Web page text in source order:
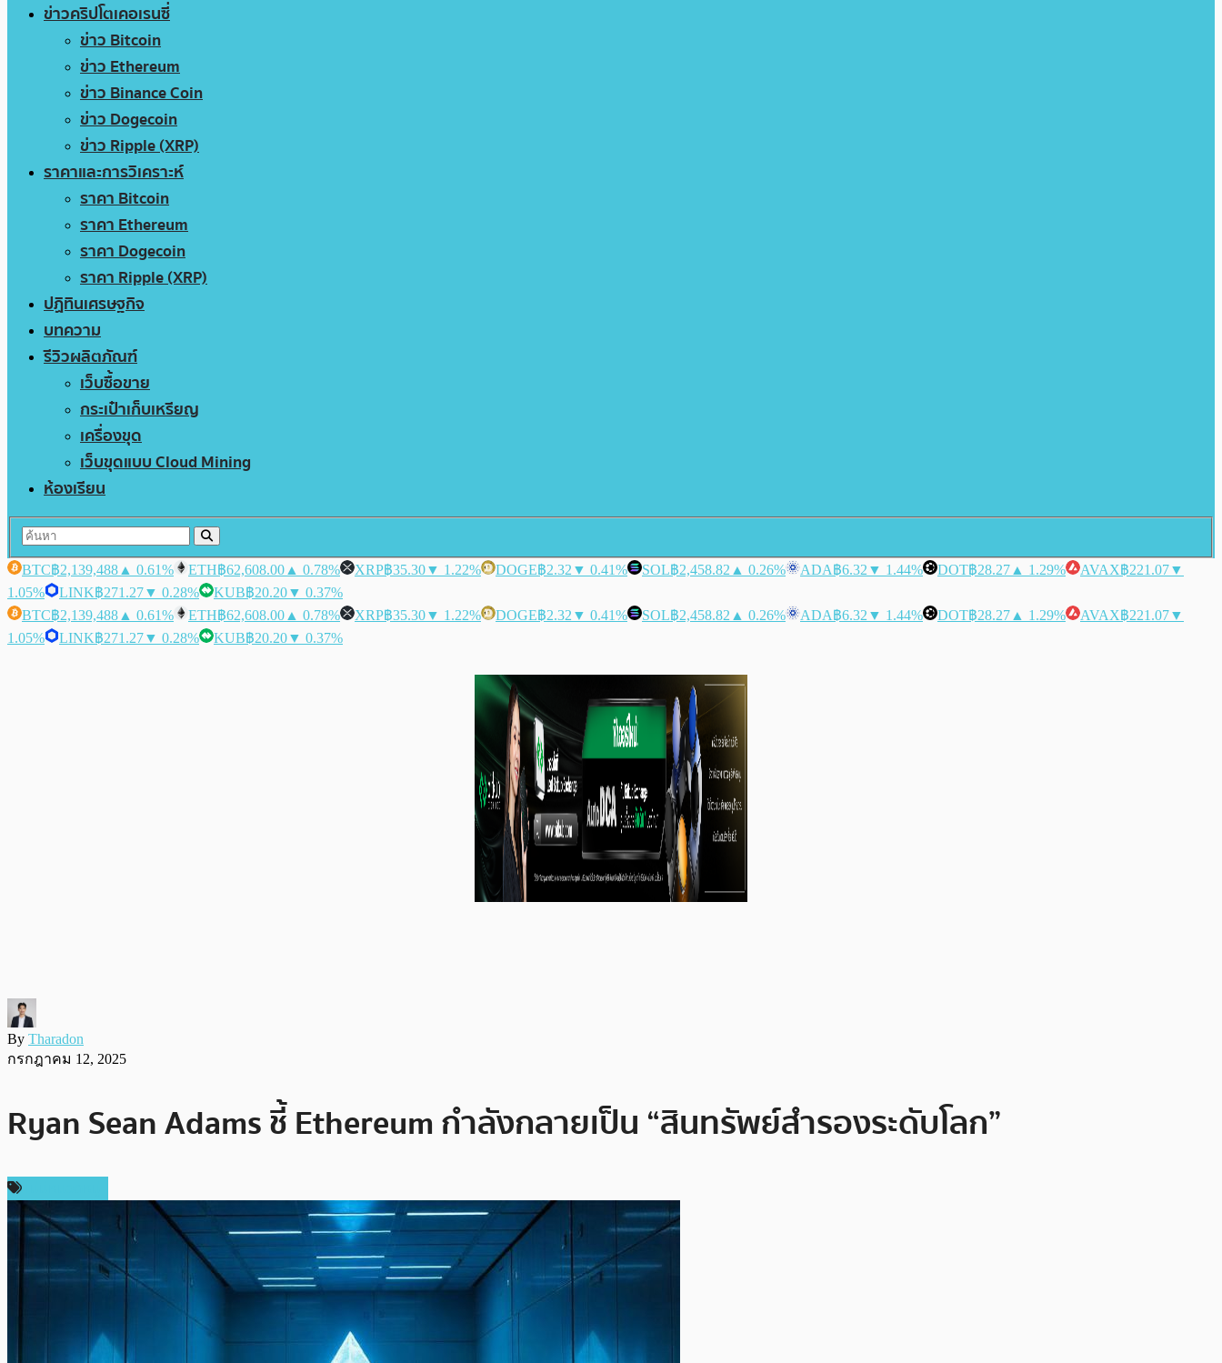
ข่าวคริปโตเคอเรนซี่
ข่าว Bitcoin
ข่าว Ethereum
ข่าว Binance Coin
ข่าว Dogecoin
ข่าว Ripple (XRP)
ราคาและการวิเคราะห์
ราคา Bitcoin
ราคา Ethereum
ราคา Dogecoin
ราคา Ripple (XRP)
ปฏิทินเศรษฐกิจ
บทความ
รีวิวผลิตภัณฑ์
เว็บซื้อขาย
กระเป๋าเก็บเหรียญ
เครื่องขุด
เว็บขุดแบบ Cloud Mining
ห้องเรียน
BTC฿2,139,488 ▲ 0.61% ETH฿62,608.00 ▲ 0.78% XRP฿35.30▼ 1.22% DOGE฿2.32 ▼ 0.41% SOL฿2,458.82 ▲ 0.26% ADA฿6.32 ▼ 1.44% DOT฿28.27 ▲ 1.29% AVAX฿221.07▼
1.05%
LINK฿271.27▼ 0.28% KUB฿20.20▼ 0.37%
BTC฿2,139,488 ▲ 0.61% ETH฿62,608.00 ▲ 0.78% XRP฿35.30▼ 1.22% DOGE฿2.32 ▼ 0.41% SOL฿2,458.82 ▲ 0.26% ADA฿6.32 ▼ 1.44% DOT฿28.27 ▲ 1.29% AVAX฿221.07▼
1.05%
LINK฿271.27▼ 0.28% KUB฿20.20▼ 0.37%
By Tharadon
กรกฎาคม 12, 2025
Ryan Sean Adams ชี้ Ethereum กำลังกลายเป็น “สินทรัพย์สำรองระดับโลก”